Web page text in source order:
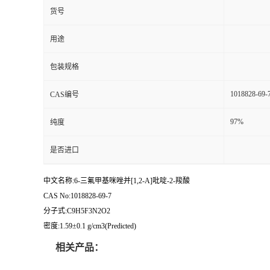
货号
用途
包装规格
CAS编号 1018828-69-
纯度 97%
是否进口
中文名称:6-三氟甲基咪唑并[1,2-A]吡啶-2-羧酸
CAS No:1018828-69-7
分子式:C9H5F3N2O2
密度:1.59±0.1 g/cm3(Predicted)
相关产品：